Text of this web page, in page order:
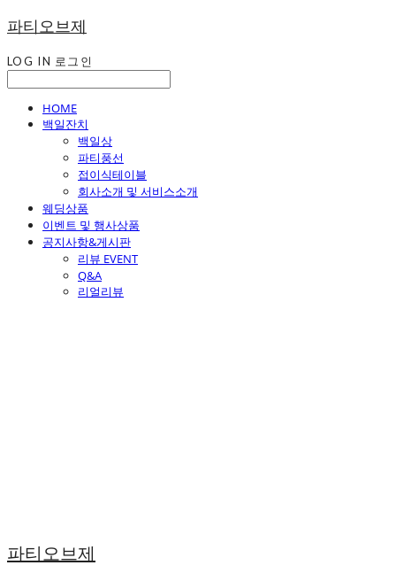
파티오브제
LOG IN 로그인
HOME
백일잔치
백일상
파티풍선
접이식테이블
회사소개 및 서비스소개
웨딩상품
이벤트 및 행사상품
공지사항&게시판
리뷰 EVENT
Q&A
리얼리뷰
파티오브제